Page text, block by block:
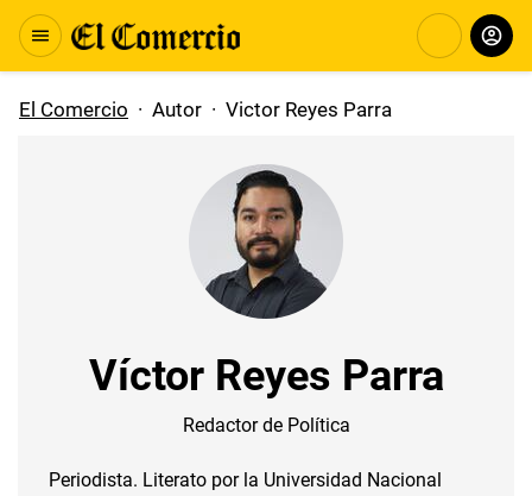
El Comercio · Autor · Victor Reyes Parra
Víctor Reyes Parra
Redactor de Política
Periodista. Literato por la Universidad Nacional